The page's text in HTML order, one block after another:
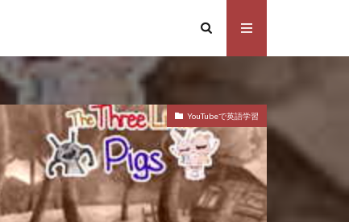
YouTubeで英語学習